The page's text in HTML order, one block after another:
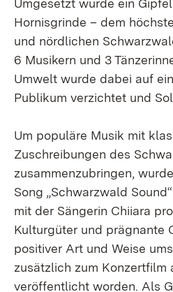
Umgesetzt wurde ein
Hornisgrinde – dem
und nördlichen
6 Musikern und 3
Umwelt wurde dabei auf
Publikum verzichtet und
Um populäre Musik mit
Zuschreibungen des
zusammenzubringen,
Song „Schwarzwald
mit der Sängerin Chiiara
Kulturgüter und prägnante
positiver Art und Weise
zusätzlich zum Konzertfilm
veröffentlicht worden. Als